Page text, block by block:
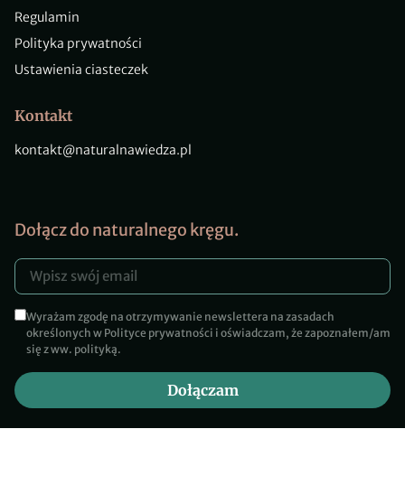
Regulamin
Polityka prywatności
Ustawienia ciasteczek
Kontakt
kontakt@naturalnawiedza.pl
Dołącz do naturalnego kręgu.
Wyrażam zgodę na otrzymywanie newslettera na zasadach
określonych w Polityce prywatności i oświadczam, że zapoznałem/am
się z ww. polityką.
Dołączam